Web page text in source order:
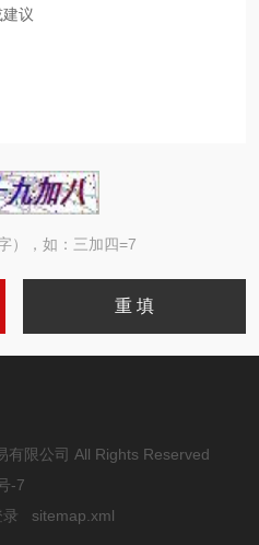
），如：三加四=7
限公司 All Rights Reserved
-7
sitemap.xml